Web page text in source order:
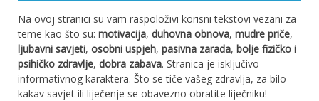
Na ovoj stranici su vam raspoloživi korisni tekstovi vezani za
teme kao što su: motivacija, duhovna obnova, mudre priče,
ljubavni savjeti, osobni uspjeh, pasivna zarada, bolje fizičko i
psihičko zdravlje, dobra zabava. Stranica je isključivo
informativnog karaktera. Što se tiče vašeg zdravlja, za bilo
kakav savjet ili liječenje se obavezno obratite liječniku!